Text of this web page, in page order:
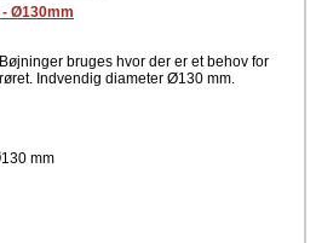
- Ø130mm
bruges hvor der er et behov for
Indvendig diameter Ø130 mm.
mm